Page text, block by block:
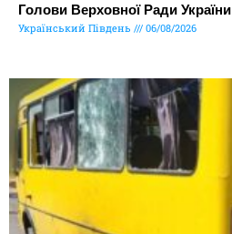
Голови Верховної Ради України
Український Південь 06/08/2026